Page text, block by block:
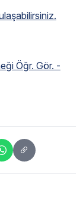
Öğr. Gör. -